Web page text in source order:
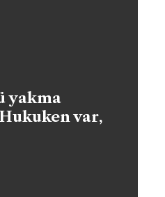
yakma
var,